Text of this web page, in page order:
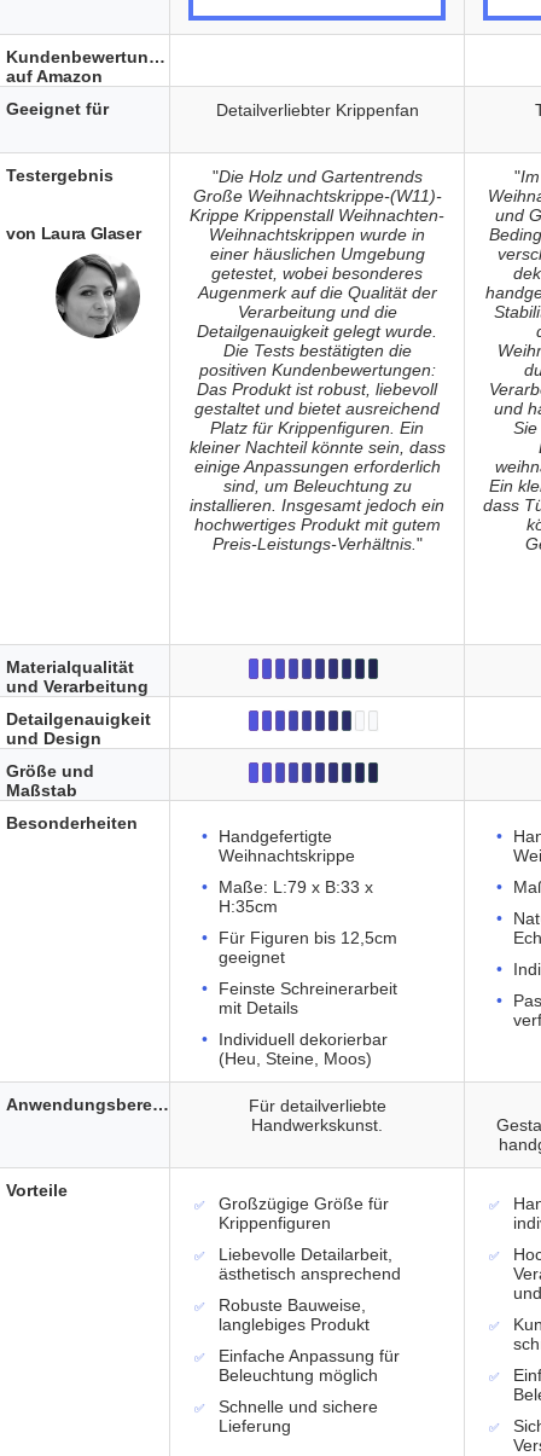
Detailverliebter Krippenfan
"Die Holz und Gartentrends
Große Weihnachtskrippe-(W11)-
Krippe Krippenstall Weihnachten-
Weihnachtskrippen wurde in
einer häuslichen Umgebung
getestet, wobei besonderes
Augenmerk auf die Qualität der
Verarbeitung und die
Detailgenauigkeit gelegt wurde.
Die Tests bestätigten die
positiven Kundenbewertungen:
Das Produkt ist robust, liebevoll
gestaltet und bietet ausreichend
Platz für Krippenfiguren. Ein
kleiner Nachteil könnte sein, dass
einige Anpassungen erforderlich
sind, um Beleuchtung zu
installieren. Insgesamt jedoch ein
hochwertiges Produkt mit gutem
Preis-Leistungs-Verhältnis. "
"
und
und
Ein
dass
Handgefertigte
Weihnachtskrippe
Maße: L:79 x B:33 x
H:35cm
Für Figuren bis 12,5cm
geeignet
Feinste Schreinerarbeit
mit Details
Individuell dekorierbar
(Heu, Steine, Moos)
Für detailverliebte
Handwerkskunst.
Großzügige Größe für
Krippenfiguren
Liebevolle Detailarbeit,
ästhetisch ansprechend
Robuste Bauweise,
langlebiges Produkt
Einfache Anpassung für
Beleuchtung möglich
Schnelle und sichere
Lieferung
Kundenbewertungen
auf Amazon
Geeignet für
Testergebnis
von Laura Glaser
Materialqualität
und Verarbeitung
Detailgenauigkeit
und Design
Größe und
Maßstab
Besonderheiten
Anwendungsbereich
Vorteile